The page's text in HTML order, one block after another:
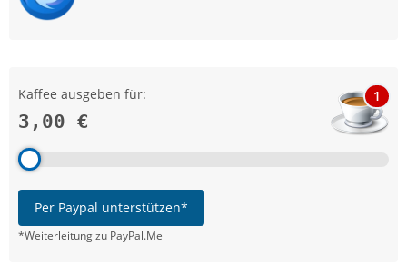
Kaffee ausgeben für:
3,00 €
1
Per Paypal unterstützen*
*Weiterleitung zu PayPal.Me